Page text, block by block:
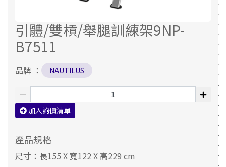
引體/雙槓/舉腿訓練架9NP-
B7511
品牌 ： NAUTILUS
加入詢價清單
產品規格
尺寸：長155 X 寬122 X 高229 cm